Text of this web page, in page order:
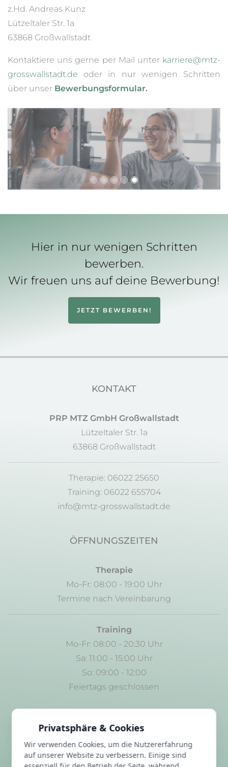
z.Hd. Andreas Kunz
Lützeltaler Str. 1a
63868 Großwallstadt
Kontaktiere uns gerne per Mail unter karriere@mtz-
grosswallstadt.de oder in nur wenigen Schritten
über unser Bewerbungsformular.
Hier in nur wenigen Schritten
bewerben.
Wir freuen uns auf deine Bewerbung!
JETZT BEWERBEN!
KONTAKT
PRP MTZ GmbH Großwallstadt
Lützeltaler Str. 1a
63868 Großwallstadt
Therapie: 06022 25650
Training: 06022 655704
info@mtz-grosswallstadt.de
ÖFFNUNGSZEITEN
Therapie
Mo-Fr: 08:00 - 19:00 Uhr
Termine nach Vereinbarung
Training
Mo-Fr: 08:00 - 20:30 Uhr
Sa: 11:00 - 15:00 Uhr
So: 09:00 - 12:00
Feiertags geschlossen
FAQ
Datenschutz
Privatsphäre & Cookies
Wir verwenden Cookies, um die Nutzererfahrung
auf unserer Website zu verbessern. Einige sind